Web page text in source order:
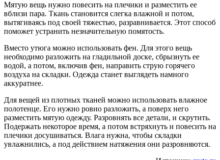
Мятую вещь нужно повесить на плечики и разместить ее
вблизи пара. Ткань становится слегка влажной и потом,
вытягиваясь под своей тяжестью, разравнивается. Этот способ
поможет устранить незначительную помятость.
Вместо утюга можно использовать фен. Для этого вещь
необходимо разложить на гладильной доске, сбрызнуть ее
водой, а потом, включив фен, направить струю горячего
воздуха на складки. Одежда станет выглядеть намного
аккуратнее.
Для вещей из плотных тканей можно использовать влажное
полотенце. Его нужно ровно разложить, а поверх него
разместить мятую одежду. Разровнять все детали, и скрутить.
Подержать некоторое время, а потом встряхнуть и повесить на
плечики досушиваться. Влага нужна, чтобы складки
увлажнились, а под действием натяжения они разровняются.